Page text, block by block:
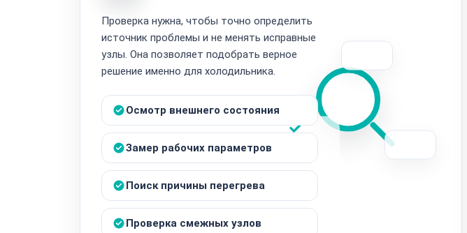
Проверка нужна, чтобы точно определить
источник проблемы и не менять исправные
узлы. Она позволяет подобрать верное
решение именно для холодильника.
Осмотр внешнего состояния
Замер рабочих параметров
Поиск причины перегрева
Проверка смежных узлов